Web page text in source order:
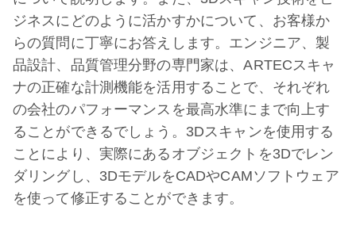
ジネスにどのように活かすかについて、お客様か
らの質問に丁寧にお答えします。エンジニア、製
品設計、品質管理分野の専門家は、ARTECスキャ
ナの正確な計測機能を活用することで、それぞれ
の会社のパフォーマンスを最高水準にまで向上す
ることができるでしょう。3Dスキャンを使用する
ことにより、実際にあるオブジェクトを3Dでレン
ダリングし、3DモデルをCADやCAMソフトウェア
を使って修正することができます。